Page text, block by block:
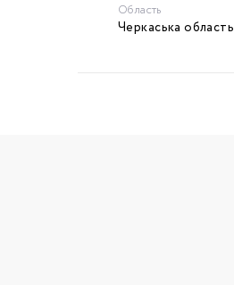
Область
Черкаська область